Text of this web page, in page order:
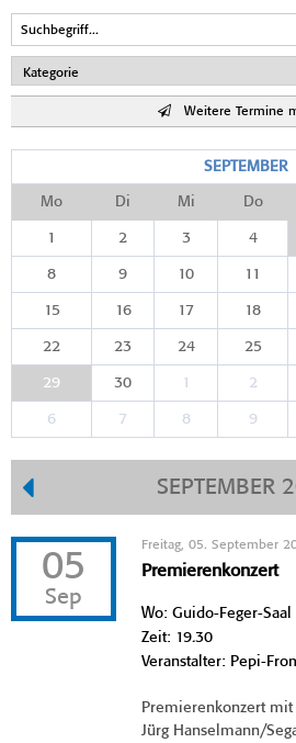
Weitere Termine
SEPTEMBER
Mo Di Mi Do
1 2 3 4
8 9 10 11
15 16 17 18
22 23 24 25
29 30 1 2
6 7 8 9
SEPTEMBER
05
Sep
Freitag, 05. September
Premierenkonzert
Wo: Guido-Feger-Saal
Zeit: 19.30
Veranstalter: Pepi-
Premierenkonzert
Jürg Hanselmann/